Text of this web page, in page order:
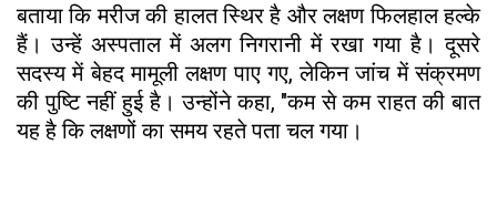
बताया कि मरीज की हालत स्थिर है और लक्षण फिलहाल हल्के
हैं। उन्हें अस्पताल में अलग निगरानी में रखा गया है। दूसरे
सदस्य में बेहद मामूली लक्षण पाए गए, लेकिन जांच में संक्रमण
की पुष्टि नहीं हुई है। उन्होंने कहा, "कम से कम राहत की बात
यह है कि लक्षणों का समय रहते पता चल गया।